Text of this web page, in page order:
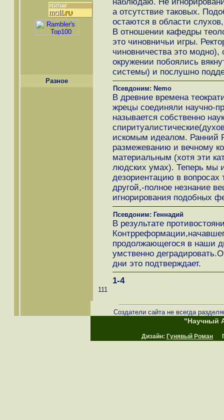
Разное
а отсутствие таковых.
остаются в области
В отношении кафедры
это чиновничьи игры.
чиновничества это модно),
окружении побоялись
системы) и послушно
Псевдоним: Nemo
В древние времена
жрецы соединяли научно-
называется собственно
искомым идеалом. Ранний
размежеванию и вечному
материальным (хотя эти
людских умах). Теперь мы
дезориентацию в вопросах
другой,-полное незнание
игнорирования подобных
Псевдоним: Геннадий
В результате
продолжающегося в наши
умственно
дни это подтверждает.
1-4
111
Создатели сайта не всегда
"Научный
Дизайн: Гунявый Роман